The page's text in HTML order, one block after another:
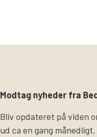
Modtag nyheder fra
Bliv opdateret på viden
ud ca en gang